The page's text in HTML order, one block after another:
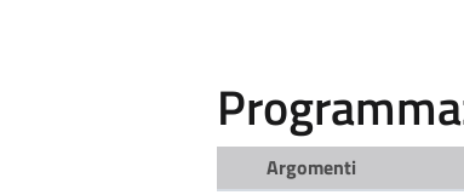
Argomenti